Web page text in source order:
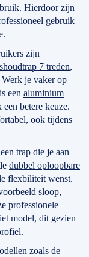
Hierdoor zijn
gebruik
zijn
7 treden,
je vaker op
een aluminium
een betere keuze.
ook tijdens
trap die je aan
dubbel oploopbare
flexbiliteit wenst.
sloop,
professionele
model, dit gezien
zoals de